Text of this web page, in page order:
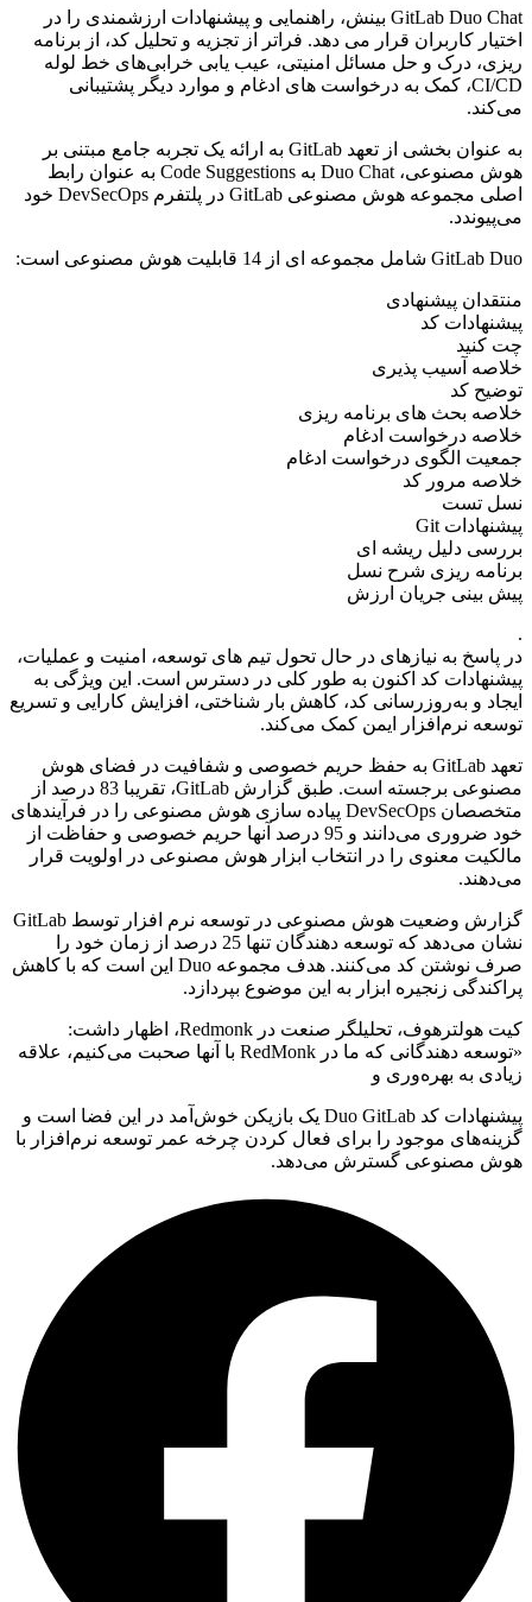
GitLab Duo Chat بینش، راهنمایی و پیشنهادات ارزشمندی را در
اختیار کاربران قرار می دهد. فراتر از تجزیه و تحلیل کد، از برنامه
ریزی، درک و حل مسائل امنیتی، عیب یابی خرابی‌های خط لوله
CI/CD، کمک به درخواست های ادغام و موارد دیگر پشتیبانی
می‌کند.
به عنوان بخشی از تعهد GitLab به ارائه یک تجربه جامع مبتنی بر
هوش مصنوعی، Duo Chat به Code Suggestions به عنوان رابط
اصلی مجموعه هوش مصنوعی GitLab در پلتفرم DevSecOps خود
می‌پیوندد.
GitLab Duo شامل مجموعه ای از 14 قابلیت هوش مصنوعی است:
منتقدان پیشنهادی
پیشنهادات کد
چت کنید
خلاصه آسیب پذیری
توضیح کد
خلاصه بحث های برنامه ریزی
خلاصه درخواست ادغام
جمعیت الگوی درخواست ادغام
خلاصه مرور کد
نسل تست
پیشنهادات Git
بررسی دلیل ریشه ای
برنامه ریزی شرح نسل
پیش بینی جریان ارزش
.
در پاسخ به نیازهای در حال تحول تیم های توسعه، امنیت و عملیات،
پیشنهادات کد اکنون به طور کلی در دسترس است. این ویژگی به
ایجاد و به‌روزرسانی کد، کاهش بار شناختی، افزایش کارایی و تسریع
توسعه نرم‌افزار ایمن کمک می‌کند.
تعهد GitLab به حفظ حریم خصوصی و شفافیت در فضای هوش
مصنوعی برجسته است. طبق گزارش GitLab، تقریبا 83 درصد از
متخصصان DevSecOps پیاده سازی هوش مصنوعی را در فرآیندهای
خود ضروری می‌دانند و 95 درصد آنها حریم خصوصی و حفاظت از
مالکیت معنوی را در انتخاب ابزار هوش مصنوعی در اولویت قرار
می‌دهند.
گزارش وضعیت هوش مصنوعی در توسعه نرم افزار توسط GitLab
نشان می‌دهد که توسعه دهندگان تنها 25 درصد از زمان خود را
صرف نوشتن کد می‌کنند. هدف مجموعه Duo این است که با کاهش
پراکندگی زنجیره ابزار به این موضوع بپردازد.
کیت هولترهوف، تحلیلگر صنعت در Redmonk، اظهار داشت:
«توسعه دهندگانی که ما در RedMonk با آنها صحبت می‌کنیم، علاقه
زیادی به بهره‌وری و
پیشنهادات کد Duo GitLab یک بازیکن خوش‌آمد در این فضا است و
گزینه‌های موجود را برای فعال کردن چرخه عمر توسعه نرم‌افزار با
هوش مصنوعی گسترش می‌دهد.